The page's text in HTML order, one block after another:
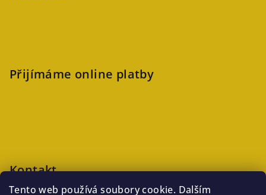
Tento web používá soubory cookie. Dalším
Přijímáme online platby
Kontakt